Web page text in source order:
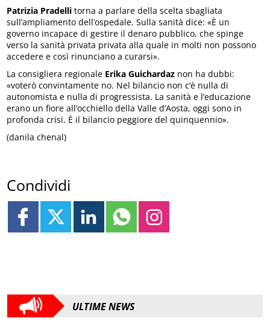
Patrizia Pradelli torna a parlare della scelta sbagliata
sull’ampliamento dell’ospedale. Sulla sanità dice: «È un
governo incapace di gestire il denaro pubblico, che spinge
verso la sanità privata privata alla quale in molti non possono
accedere e così rinunciano a curarsi».
La consigliera regionale Erika Guichardaz non ha dubbi:
«voterò convintamente no. Nel bilancio non c’è nulla di
autonomista e nulla di progressista. La sanità e l’educazione
erano un fiore all’occhiello della Valle d’Aosta, oggi sono in
profonda crisi. È il bilancio peggiore del quinquennio».
(danila chenal)
Condividi
ULTIME NEWS